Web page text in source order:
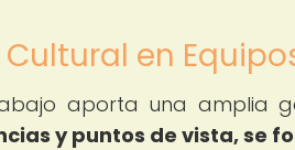
en
aporta una amplia
y puntos de vista, se